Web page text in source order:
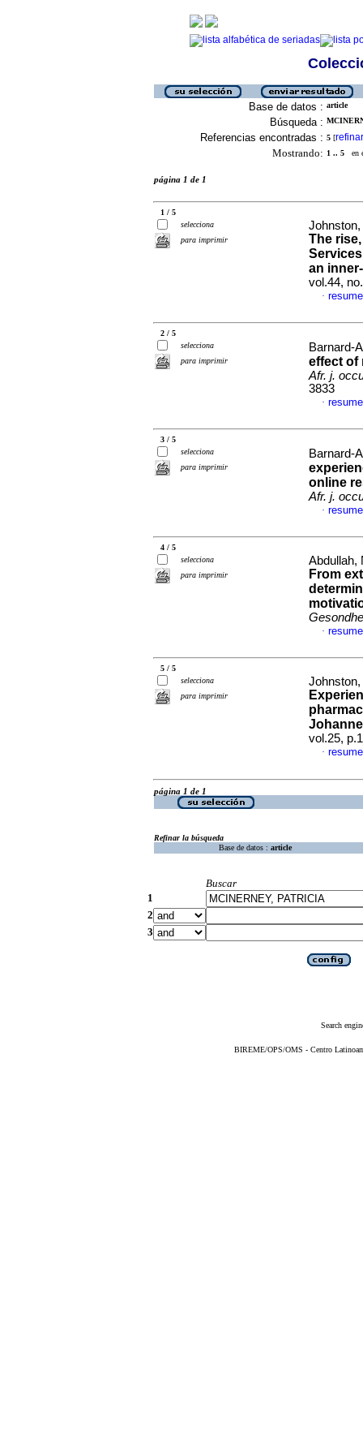
Base de datos : article
Búsqueda :
Referencias encontradas : 5 [refinar
Mostrando: 1 .. 5 en
página 1 de 1
1 / 5
selecciona
para imprimir
The
an
vol.44,
·
2 / 5
selecciona
para imprimir
Barnard-
effect of
Afr. j.
3833
·
3 / 5
selecciona
para imprimir
Barnard-
online
Afr. j.
·
4 / 5
selecciona
para imprimir
Abdullah,
From
·
5 / 5
selecciona
para imprimir
vol.25,
·
página 1 de 1
Refinar la búsqueda
Base de datos : article
Buscar
1
2
3
Search
BIREME/OPS/OMS - Centro